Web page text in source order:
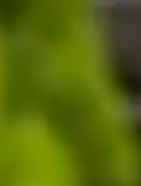
绩要求的学生
，颁发奖励成绩优